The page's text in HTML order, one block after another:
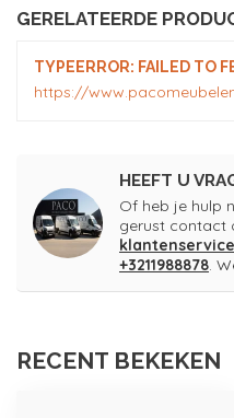
GERELATEERDE
TYPEERROR: FAILED TO
https://
HEEFT U
Of heb je hulp
gerust contact
+3211988878.
RECENT BEKEKEN